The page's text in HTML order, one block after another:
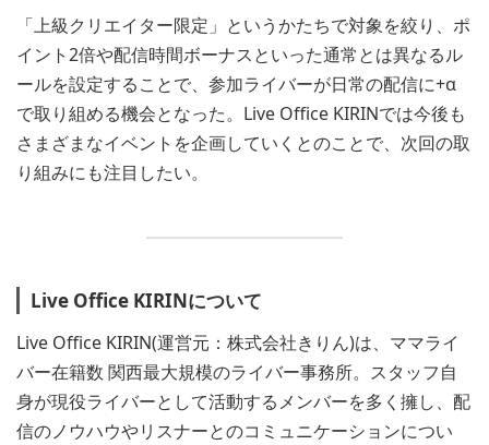
「上級クリエイター限定」というかたちで対象を絞り、ポ
イント2倍や配信時間ボーナスといった通常とは異なるル
ールを設定することで、参加ライバーが日常の配信に+α
で取り組める機会となった。Live Office KIRINでは今後も
さまざまなイベントを企画していくとのことで、次回の取
り組みにも注目したい。
Live Office KIRINについて
Live Office KIRIN(運営元：株式会社きりん)は、ママライ
バー在籍数 関西最大規模のライバー事務所。スタッフ自
身が現役ライバーとして活動するメンバーを多く擁し、配
信のノウハウやリスナーとのコミュニケーションについ